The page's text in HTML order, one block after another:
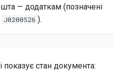
— додаткам (позначені
J0200526 ).
показує стан документа: